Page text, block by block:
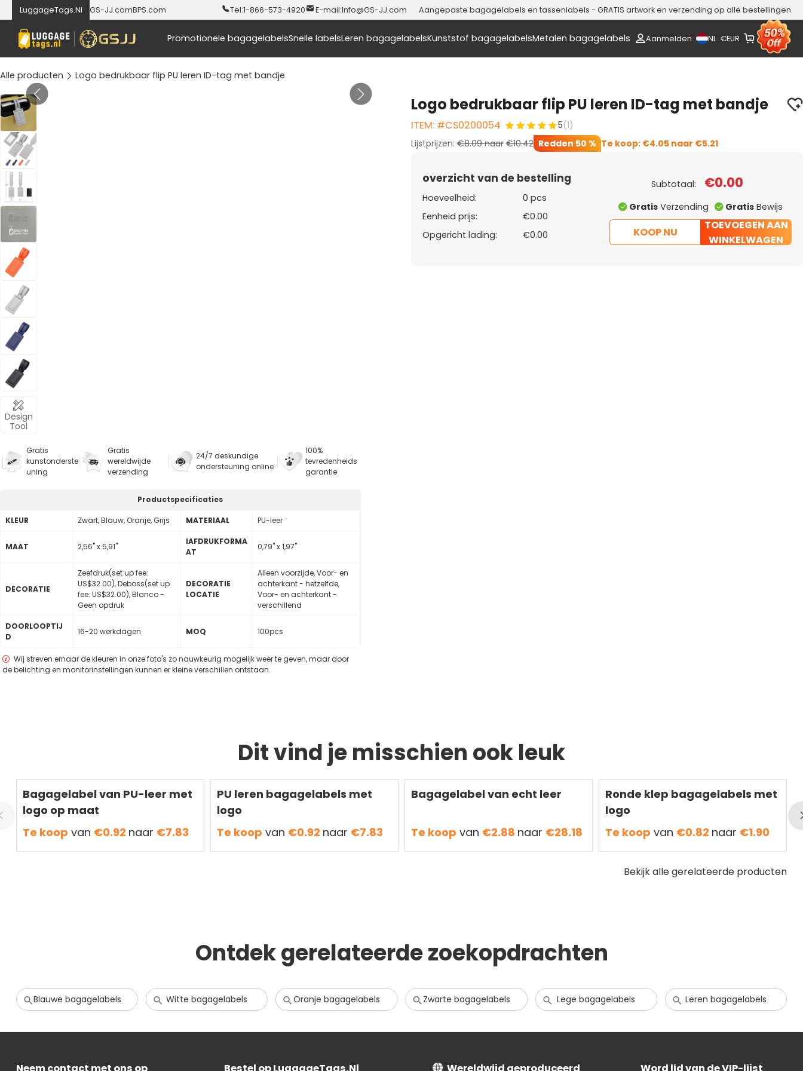
LuggageTags.Nl GS-JJ.comBPS.com Tel:1-866-573-4920 E-mail:Info@GS-JJ.com Aangepaste bagagelabels en tassenlabels - GRATIS artwork en verzending op alle bestellingen
Promotionele bagagelabelsSnelle labelsLeren bagagelabelsKunststof bagagelabelsMetalen bagagelabels Aanmelden NL €EUR
Alle producten Logo bedrukbaar flip PU leren ID-tag met bandje
Design
Tool
Gratis
kunstonderste
uning
Gratis
wereldwijde
verzending
24/7 deskundige
ondersteuning online
100%
tevredenheids
garantie
Productspecificaties
KLEUR Zwart, Blauw, Oranje, Grijs MATERIAAL PU-leer
MAAT 2,56" x 5,91"
lAFDRUKFORMA
AT
0,79" x 1,97"
DECORATIE
Zeefdruk(set up fee:
US$32.00), Deboss(set up
fee: US$32.00), Blanco -
Geen opdruk
DECORATIE
LOCATIE
Alleen voorzijde, Voor- en
achterkant - hetzelfde,
Voor- en achterkant -
verschillend
DOORLOOPTIJ
D
16-20 werkdagen MOQ 100pcs
Wij streven ernaar de kleuren in onze foto's zo nauwkeurig mogelijk weer te geven, maar door
de belichting en monitorinstellingen kunnen er kleine verschillen ontstaan.
Logo bedrukbaar flip PU leren ID-tag met bandje
ITEM: #CS0200054 5(1)
Lijstprijzen: €8.09naar €10.42 Redden 50 % Te koop: €4.05 naar €5.21
overzicht van de bestelling
Hoeveelheid:
0 pcs
Eenheid prijs:
€0.00
Opgericht lading:
€0.00
Subtotaal: €0.00
GratisVerzending GratisBewijs
KOOP NU
TOEVOEGEN AAN
WINKELWAGEN
Dit vind je misschien ook leuk
Bagagelabel van PU-leer met
logo op maat
Te koop van €0.92 naar €7.83
PU leren bagagelabels met
logo
Te koop van €0.92 naar €7.83
Bagagelabel van echt leer
Te koop van €2.88 naar €28.18
Ronde klep bagagelabels met
logo
Te koop van €0.82 naar €1.90
Bekijk alle gerelateerde producten
Ontdek gerelateerde zoekopdrachten
Blauwe bagagelabels Witte bagagelabels Oranje bagagelabels Zwarte bagagelabels Lege bagagelabels Leren bagagelabels
Neem contact met ons op Bestel op LuggageTags.Nl Wereldwijd geproduceerd Word lid van de VIP-lijst